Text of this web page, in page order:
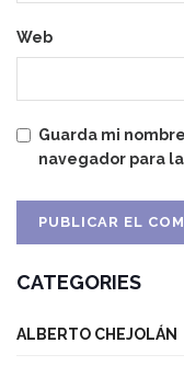
Web
Guarda mi
navegador para
CATEGORIES
ALBERTO CHEJOLÁN